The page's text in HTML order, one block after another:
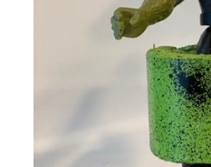
AJOUTER AU